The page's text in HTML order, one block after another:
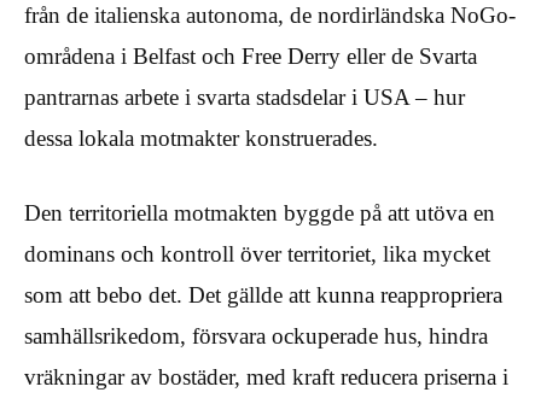
från de italienska autonoma, de nordirländska NoGo-
områdena i Belfast och Free Derry eller de Svarta
pantrarnas arbete i svarta stadsdelar i USA – hur
dessa lokala motmakter konstruerades.
Den territoriella motmakten byggde på att utöva en
dominans och kontroll över territoriet, lika mycket
som att bebo det. Det gällde att kunna reappropriera
samhällsrikedom, försvara ockuperade hus, hindra
vräkningar av bostäder, med kraft reducera priserna i